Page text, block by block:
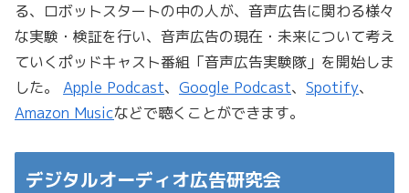
る、ロボットスタートの中の人が、音声広告に関わる様々
な実験・検証を行い、音声広告の現在・未来について考え
ていくポッドキャスト番組「音声広告実験隊」を開始しま
した。 Apple Podcast、 Google Podcast、 Spotify、
Amazon Musicなどで聴くことができます。
デジタルオーディオ広告研究会